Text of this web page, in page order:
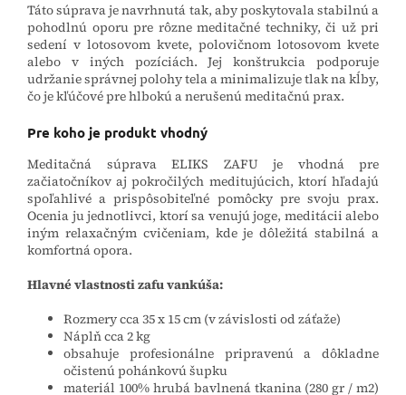
Táto súprava je navrhnutá tak, aby poskytovala stabilnú a
pohodlnú oporu pre rôzne meditačné techniky, či už pri
sedení v lotosovom kvete, polovičnom lotosovom kvete
alebo v iných pozíciách. Jej konštrukcia podporuje
udržanie správnej polohy tela a minimalizuje tlak na kĺby,
čo je kľúčové pre hlbokú a nerušenú meditačnú prax.
Pre koho je produkt vhodný
Meditačná súprava ELIKS ZAFU je vhodná pre
začiatočníkov aj pokročilých meditujúcich, ktorí hľadajú
spoľahlivé a prispôsobiteľné pomôcky pre svoju prax.
Ocenia ju jednotlivci, ktorí sa venujú joge, meditácii alebo
iným relaxačným cvičeniam, kde je dôležitá stabilná a
komfortná opora.
Hlavné vlastnosti zafu vankúša:
Rozmery cca 35 x 15 cm (v závislosti od záťaže)
Náplň cca 2 kg
obsahuje profesionálne pripravenú a dôkladne
očistenú pohánkovú šupku
materiál 100% hrubá bavlnená tkanina (280 gr / m2)